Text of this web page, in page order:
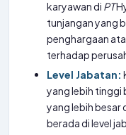
karyawan di PT
tunjangan yang
penghargaan
terhadap
Level Jabatan:
yang lebih tinggi
yang lebih besar
berada di level